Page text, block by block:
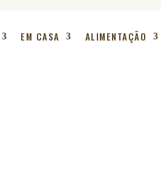
EM CASA ALIMENTAÇÃO